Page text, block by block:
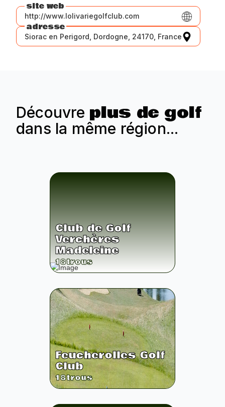
site web
http://www.lolivariegolfclub.com
adresse
Siorac en Perigord, Dordogne, 24170, France
Découvre plus de golf
dans la même région...
Club de Golf
Verchères
Madeleine
18trous
Feucherolles Golf
Club
18trous